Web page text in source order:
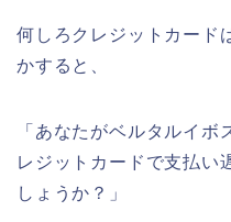
何しろクレジットカード
かすると、
「あなたがベルタルイボ
レジットカードで支払い
しょうか？」